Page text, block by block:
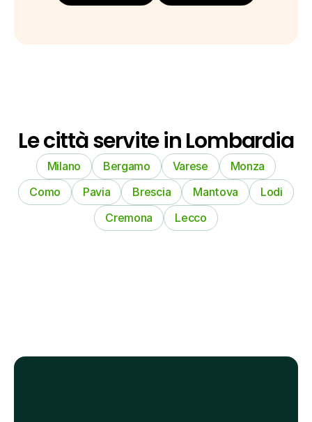
Le città servite in Lombardia
Milano Bergamo Varese
Monza
Como
Pavia Brescia Mantova
Lodi
Cremona
Lecco